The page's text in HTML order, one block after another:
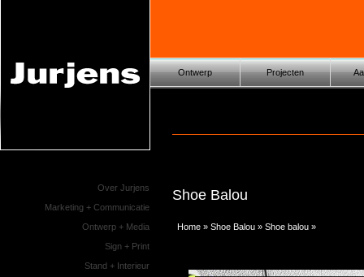
Over Jurjens
Marketing + Communicatie
Ontwerp + Media
Sign + Print
Stand + Interieur
Ontwerp Projecten
Shoe Balou
Home » Shoe Balou » Shoe balou »